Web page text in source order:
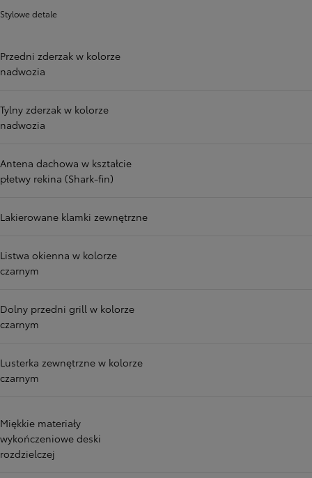
Stylowe detale
Przedni zderzak w kolorze
nadwozia
Tylny zderzak w kolorze
nadwozia
Antena dachowa w kształcie
płetwy rekina (Shark-fin)
Lakierowane klamki zewnętrzne
Listwa okienna w kolorze
czarnym
Dolny przedni grill w kolorze
czarnym
Lusterka zewnętrzne w kolorze
czarnym
Miękkie materiały
wykończeniowe deski
rozdzielczej